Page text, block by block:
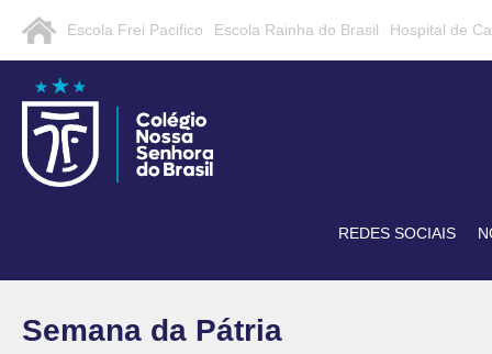
Escola Frei Pacifico Escola Rainha do Brasil Hospital de
REDES SOCIAIS
Semana da Pátria